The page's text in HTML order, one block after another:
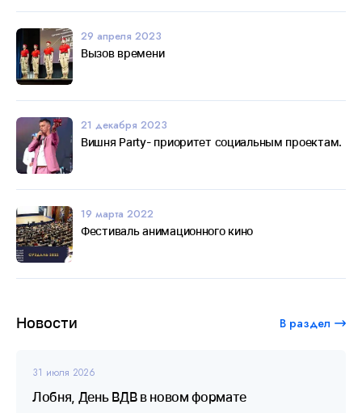
Новости В раздел
31 июля 2026
Лобня, День ВДВ в новом формате
29 апреля 2023
Вызов времени
21 декабря 2023
Вишня Party- приоритет социальным проектам.
19 марта 2022
Фестиваль анимационного кино